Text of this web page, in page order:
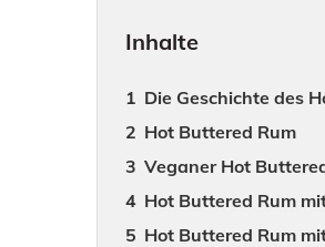
Inhalte
Die Geschichte des
Hot Buttered Rum
Veganer Hot
Hot Buttered Rum
Hot Buttered Rum